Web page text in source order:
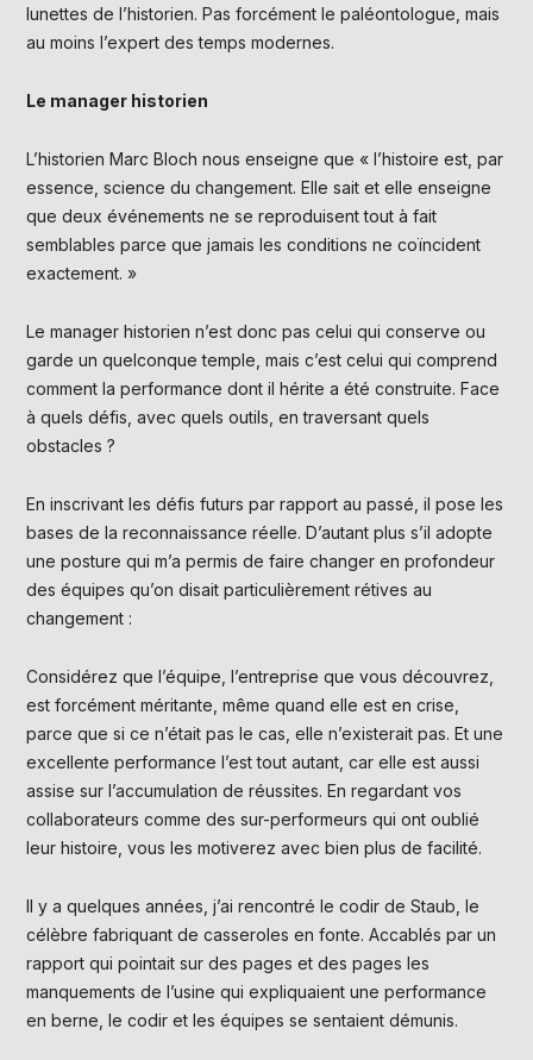
lunettes de l’historien. Pas forcément le paléontologue, mais
au moins l’expert des temps modernes.
Le manager historien
L’historien Marc Bloch nous enseigne que« l’histoire est, par
essence, science du changement. Elle sait et elle enseigne
que deux événements ne se reproduisent tout à fait
semblables parce que jamais les conditions ne coïncident
exactement. »
Le manager historien n’est donc pas celui qui conserve ou
garde un quelconque temple, mais c’est celui qui comprend
comment la performance dont il hérite a été construite. Face
à quels défis, avec quels outils, en traversant quels
obstacles ?
En inscrivant les défis futurs par rapport au passé, il pose les
bases de la reconnaissance réelle. D’autant plus s’il adopte
une posture qui m’a permis de faire changer en profondeur
des équipes qu’on disait particulièrement rétives au
changement :
Considérez que l’équipe, l’entreprise que vous découvrez,
est forcément méritante, même quand elle est en crise,
parce que si ce n’était pas le cas, elle n’existerait pas. Et une
excellente performance l’est tout autant, car elle est aussi
assise sur l’accumulation de réussites. En regardant vos
collaborateurs comme des sur-performeurs qui ont oublié
leur histoire, vous les motiverez avec bien plus de facilité.
Il y a quelques années, j’ai rencontré le codir de Staub, le
célèbre fabriquant de casseroles en fonte. Accablés par un
rapport qui pointait sur des pages et des pages les
manquements de l’usine qui expliquaient une performance
en berne, le codir et les équipes se sentaient démunis.